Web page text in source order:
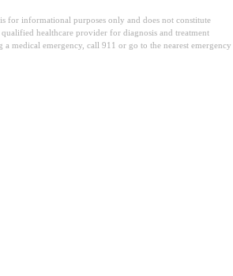
for informational purposes only and does not constitute
healthcare provider for diagnosis and treatment
medical emergency, call 911 or go to the nearest emergency